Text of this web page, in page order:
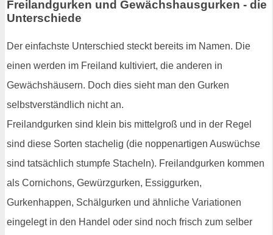
Freilandgurken und Gewächshausgurken - die
Unterschiede
Der einfachste Unterschied steckt bereits im Namen. Die
einen werden im Freiland kultiviert, die anderen in
Gewächshäusern. Doch dies sieht man den Gurken
selbstverständlich nicht an.
Freilandgurken sind klein bis mittelgroß und in der Regel
sind diese Sorten stachelig (die noppenartigen Auswüchse
sind tatsächlich stumpfe Stacheln). Freilandgurken kommen
als Cornichons, Gewürzgurken, Essiggurken,
Gurkenhappen, Schälgurken und ähnliche Variationen
eingelegt in den Handel oder sind noch frisch zum selber